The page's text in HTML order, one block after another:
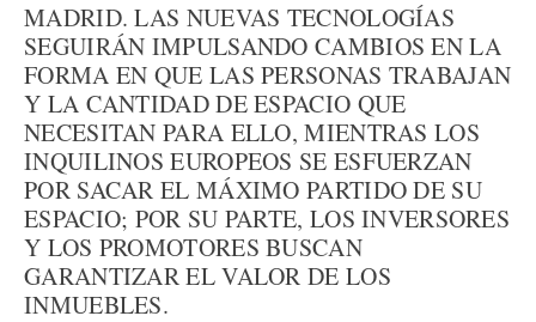
MADRID. LAS NUEVAS TECNOLOGÍAS
SEGUIRÁN IMPULSANDO CAMBIOS EN LA
FORMA EN QUE LAS PERSONAS TRABAJAN
Y LA CANTIDAD DE ESPACIO QUE
NECESITAN PARA ELLO, MIENTRAS LOS
INQUILINOS EUROPEOS SE ESFUERZAN
POR SACAR EL MÁXIMO PARTIDO DE SU
ESPACIO; POR SU PARTE, LOS INVERSORES
Y LOS PROMOTORES BUSCAN
GARANTIZAR EL VALOR DE LOS
INMUEBLES.